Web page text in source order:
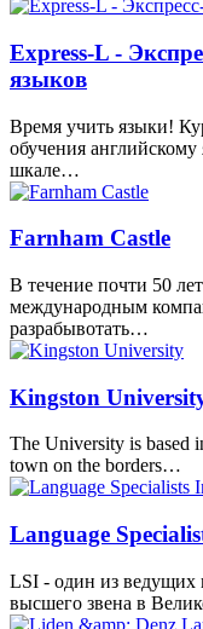
Express-L -
языков
Время учить языки!
обучения
шкале…
Farnham Castle
В течение почти 50
международным
разрабывотать…
Kingston
The University is based
town on the borders…
Language
LSI - один из ведущих
высшего звена в